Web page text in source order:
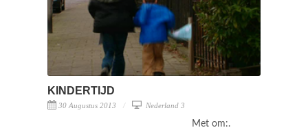
KINDERTIJD
30 Augustus 2013 Nederland 3
Met om:.